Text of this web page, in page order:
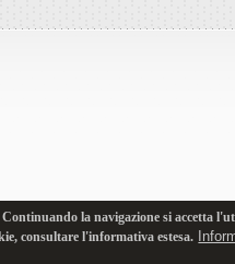
la navigazione si accetta
consultare l'informativa estesa.